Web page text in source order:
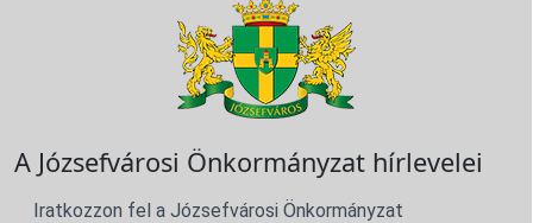
A Józsefvárosi Önkormányzat hírlevelei
Iratkozzon fel a Józsefvárosi Önkormányzat